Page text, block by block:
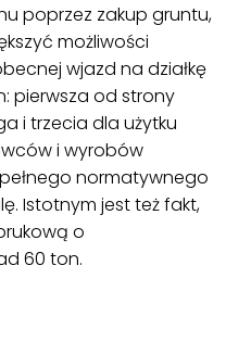
poprzez zakup gruntu,
możliwości
wjazd na działkę
pierwsza od strony
i trzecia dla użytku
i wyrobów
normatywnego
Istotnym jest też fakt,
o
60 ton.